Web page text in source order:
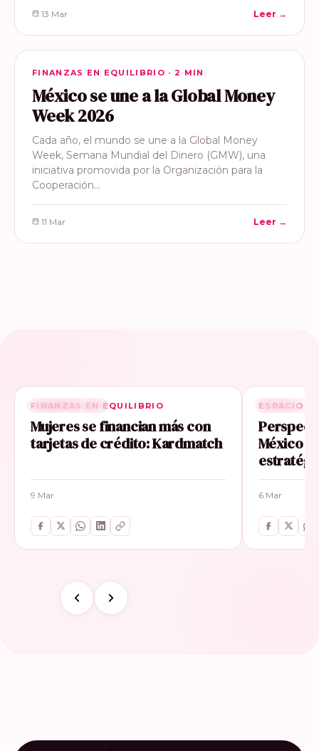
13 Mar Leer →
FINANZAS EN EQUILIBRIO
FINANZAS EN EQUILIBRIO · 2 MIN
México se une a la Global Money
Week 2026
Cada año, el mundo se une a la Global Money
Week, Semana Mundial del Dinero (GMW), una
iniciativa promovida por la Organización para la
Cooperación…
11 Mar Leer →
RELACIONADA
FINANZAS EN EQUILIBRIO
Mujeres se financian más con
tarjetas de crédito: Kardmatch
9 Mar
ESPACIO
México
6 Mar